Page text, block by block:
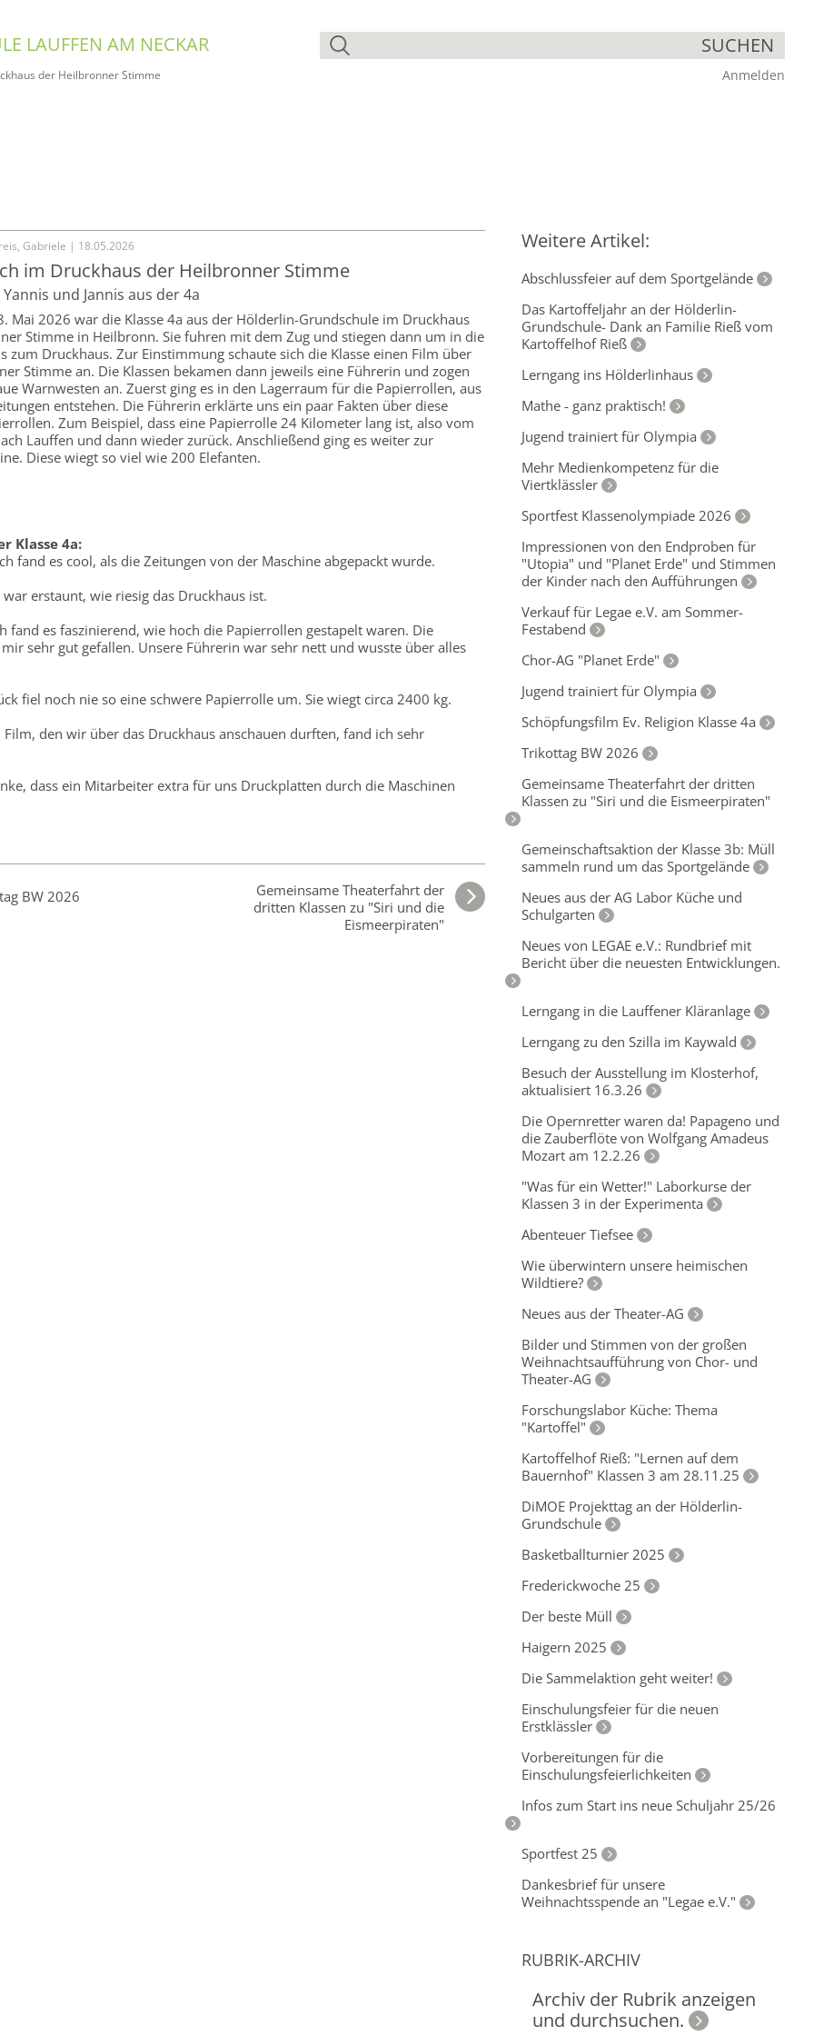
LAUFFEN AM NECKAR SUCHEN
Anmelden
der Heilbronner Stimme
Gabriele | 18.05.2026
im Druckhaus der Heilbronner Stimme
und Jannis aus der 4a
Mai 2026 war die Klasse 4a aus der Hölderlin-Grundschule im Druckhaus
Stimme in Heilbronn. Sie fuhren mit dem Zug und stiegen dann um in die
zum Druckhaus. Zur Einstimmung schaute sich die Klasse einen Film über
Stimme an. Die Klassen bekamen dann jeweils eine Führerin und zogen
Warnwesten an. Zuerst ging es in den Lagerraum für die Papierrollen, aus
entstehen. Die Führerin erklärte uns ein paar Fakten über diese
Zum Beispiel, dass eine Papierrolle 24 Kilometer lang ist, also vom
Lauffen und dann wieder zurück. Anschließend ging es weiter zur
Diese wiegt so viel wie 200 Elefanten.
Klasse 4a:
fand es cool, als die Zeitungen von der Maschine abgepackt wurde.
war erstaunt, wie riesig das Druckhaus ist.
fand es faszinierend, wie hoch die Papierrollen gestapelt waren. Die
sehr gut gefallen. Unsere Führerin war sehr nett und wusste über alles
fiel noch nie so eine schwere Papierrolle um. Sie wiegt circa 2400 kg.
Film, den wir über das Druckhaus anschauen durften, fand ich sehr
dass ein Mitarbeiter extra für uns Druckplatten durch die Maschinen
BW 2026
Gemeinsame Theaterfahrt der
dritten Klassen zu "Siri und die
Eismeerpiraten"
Weitere Artikel:
Abschlussfeier auf dem Sportgelände
Das Kartoffeljahr an der Hölderlin-
Grundschule- Dank an Familie Rieß vom
Kartoffelhof Rieß
Lerngang ins Hölderlinhaus
Mathe - ganz praktisch!
Jugend trainiert für Olympia
Mehr Medienkompetenz für die
Viertklässler
Sportfest Klassenolympiade 2026
Impressionen von den Endproben für
"Utopia" und "Planet Erde" und Stimmen
der Kinder nach den Aufführungen
Verkauf für Legae e.V. am Sommer-
Festabend
Chor-AG "Planet Erde"
Jugend trainiert für Olympia
Schöpfungsfilm Ev. Religion Klasse 4a
Trikottag BW 2026
Gemeinsame Theaterfahrt der dritten
Klassen zu "Siri und die Eismeerpiraten"
Gemeinschaftsaktion der Klasse 3b: Müll
sammeln rund um das Sportgelände
Neues aus der AG Labor Küche und
Schulgarten
Neues von LEGAE e.V.: Rundbrief mit
Bericht über die neuesten Entwicklungen.
Lerngang in die Lauffener Kläranlage
Lerngang zu den Szilla im Kaywald
Besuch der Ausstellung im Klosterhof,
aktualisiert 16.3.26
Die Opernretter waren da! Papageno und
die Zauberflöte von Wolfgang Amadeus
Mozart am 12.2.26
"Was für ein Wetter!" Laborkurse der
Klassen 3 in der Experimenta
Abenteuer Tiefsee
Wie überwintern unsere heimischen
Wildtiere?
Neues aus der Theater-AG
Bilder und Stimmen von der großen
Weihnachtsaufführung von Chor- und
Theater-AG
Forschungslabor Küche: Thema
"Kartoffel"
Kartoffelhof Rieß: "Lernen auf dem
Bauernhof" Klassen 3 am 28.11.25
DiMOE Projekttag an der Hölderlin-
Grundschule
Basketballturnier 2025
Frederickwoche 25
Der beste Müll
Haigern 2025
Die Sammelaktion geht weiter!
Einschulungsfeier für die neuen
Erstklässler
Vorbereitungen für die
Einschulungsfeierlichkeiten
Infos zum Start ins neue Schuljahr 25/26
Sportfest 25
Dankesbrief für unsere
Weihnachtsspende an "Legae e.V."
RUBRIK-ARCHIV
Archiv der Rubrik anzeigen
und durchsuchen.